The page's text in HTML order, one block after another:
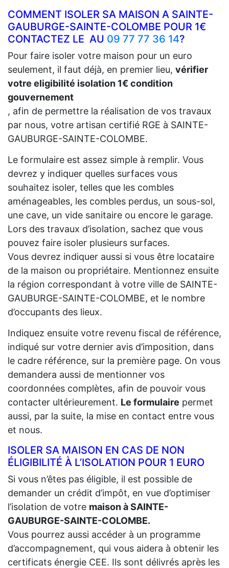
COMMENT ISOLER SA MAISON A SAINTE-
GAUBURGE-SAINTE-COLOMBE POUR 1€
CONTACTEZ LE AU 09 77 77 36 14?
Pour faire isoler votre maison pour un euro
seulement, il faut déjà, en premier lieu, vérifier
votre eligibilité isolation 1€ condition
gouvernement
, afin de permettre la réalisation de vos travaux
par nous, votre artisan certifié RGE à SAINTE-
GAUBURGE-SAINTE-COLOMBE.
Le formulaire est assez simple à remplir. Vous
devrez y indiquer quelles surfaces vous
souhaitez isoler, telles que les combles
aménageables, les combles perdus, un sous-sol,
une cave, un vide sanitaire ou encore le garage.
Lors des travaux d’isolation, sachez que vous
pouvez faire isoler plusieurs surfaces.
Vous devrez indiquer aussi si vous être locataire
de la maison ou propriétaire. Mentionnez ensuite
la région correspondant à votre ville de SAINTE-
GAUBURGE-SAINTE-COLOMBE, et le nombre
d’occupants des lieux.
Indiquez ensuite votre revenu fiscal de référence,
indiqué sur votre dernier avis d’imposition, dans
le cadre référence, sur la première page. On vous
demandera aussi de mentionner vos
coordonnées complètes, afin de pouvoir vous
contacter ultérieurement. Le formulaire permet
aussi, par la suite, la mise en contact entre vous
et nous.
ISOLER SA MAISON EN CAS DE NON
ÉLIGIBILITÉ À L’ISOLATION POUR 1 EURO
Si vous n’êtes pas éligible, il est possible de
demander un crédit d’impôt, en vue d’optimiser
l’isolation de votre maison à SAINTE-
GAUBURGE-SAINTE-COLOMBE.
Vous pourrez aussi accéder à un programme
d’accompagnement, qui vous aidera à obtenir les
certificats énergie CEE. Ils sont délivrés après les